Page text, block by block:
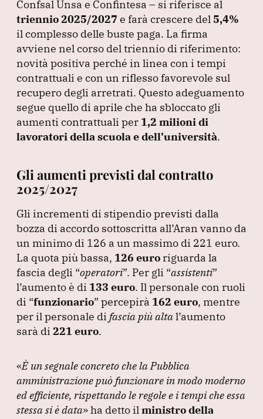
k
Confsal Unsa e Confintesa – si riferisce al
triennio 2025/2027 e farà crescere del 5,4%
il complesso delle buste paga. La firma
avviene nel corso del triennio di riferimento:
novità positiva perché in linea con i tempi
contrattuali e con un riflesso favorevole sul
recupero degli arretrati. Questo adeguamento
segue quello di aprile che ha sbloccato gli
aumenti contrattuali per 1,2 milioni di
lavoratori della scuola e dell’università.
Gli aumenti previsti dal contratto
2025/2027
Gli incrementi di stipendio previsti dalla
bozza di accordo sottoscritta all’Aran vanno da
un minimo di 126 a un massimo di 221 euro.
La quota più bassa, 126 euro riguarda la
fascia degli “operatori”. Per gli “assistenti”
l’aumento è di 133 euro. Il personale con ruoli
di “funzionario” percepirà 162 euro, mentre
per il personale di fascia più altal’aumento
sarà di 221 euro.
«È un segnale concreto che la Pubblica
amministrazione può funzionare in modo moderno
ed efficiente, rispettando le regole e i tempi che essa
stessa si è data»ha detto il ministro della